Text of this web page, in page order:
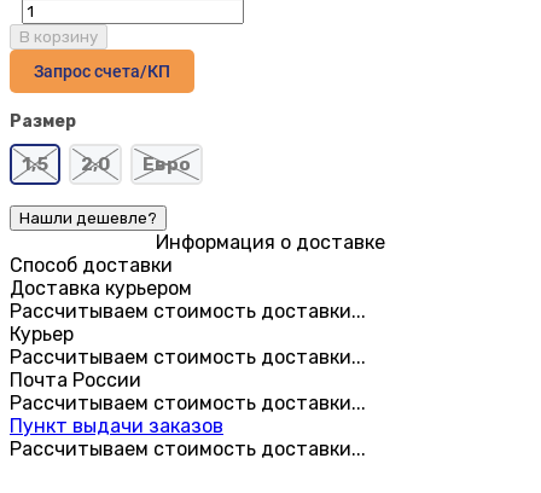
В корзину
Запрос счета/КП
Размер
1,5 2,0 Евро
Информация о доставке
Способ доставки
Доставка курьером
Рассчитываем стоимость доставки...
Курьер
Рассчитываем стоимость доставки...
Почта России
Рассчитываем стоимость доставки...
Пункт выдачи заказов
Рассчитываем стоимость доставки...